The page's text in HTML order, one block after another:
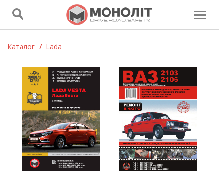
Каталог / Lada